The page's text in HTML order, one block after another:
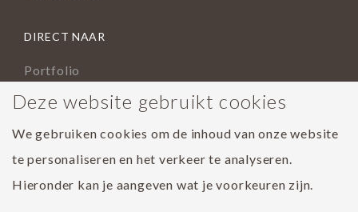
DIRECT NAAR
Portfolio
Assortiment
Houtsoorten
Populairste project 2023
Deze website gebruikt cookies
We gebruiken cookies om de inhoud van onze website
te personaliseren en het verkeer te analyseren.
Hieronder kan je aangeven wat je voorkeuren zijn.